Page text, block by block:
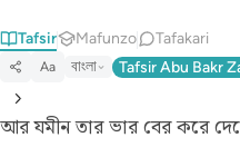
Tafsir Mafunzo Tafakari
Aa বাংলা Tafsir Abu Bakr
আর যমীন তার ভার বের করে